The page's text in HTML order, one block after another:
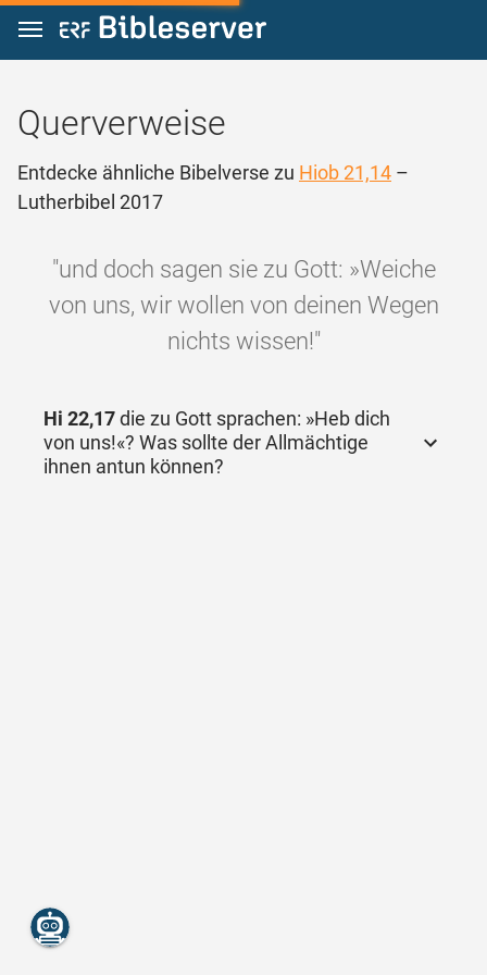
Zum Inhalt springen
Querverweise
Entdecke ähnliche Bibelverse zu Hiob 21,14 –
Lutherbibel 2017
"und doch sagen sie zu Gott: »Weiche
von uns, wir wollen von deinen Wegen
nichts wissen!"
Hi 22,17die zu Gott sprachen: »Heb dich
von uns!«? Was sollte der Allmächtige
ihnen antun können?